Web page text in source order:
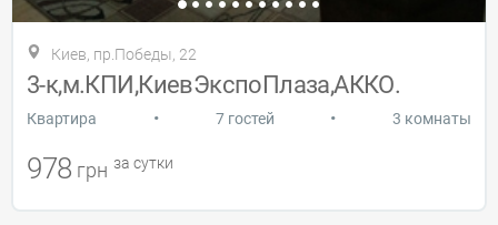
Киев, пр.Победы, 22
3-к,м.КПИ,КиевЭкспоПлаза,АККО.
Квартира • 7 гостей • 3 комнаты
978 грн за сутки